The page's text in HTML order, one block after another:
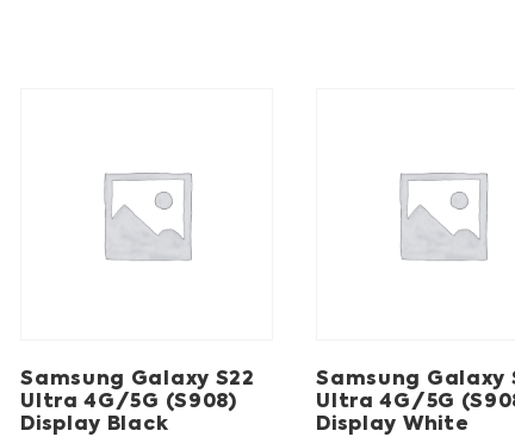
Samsung Galaxy S22
Ultra 4G/5G (S908)
Display Black
Samsung Galaxy
Ultra 4G/5G
Display White